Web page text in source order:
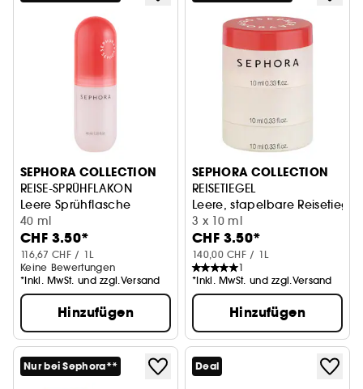
SEPHORA COLLECTION
REISE-SPRÜHFLAKON
Leere Sprühflasche
40 ml
CHF 3.50*
116,67 CHF / 1L
Keine Bewertungen
*Inkl. MwSt. und zzgl.Versand
Hinzufügen
SEPHORA COLLECTION
REISETIEGEL
Leere, stapelbare Reisetiegel
3 x 10 ml
CHF 3.50*
140,00 CHF / 1L
1
*Inkl. MwSt. und zzgl.Versand
Hinzufügen
Nur bei Sephora** Deal